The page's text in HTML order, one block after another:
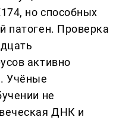
но способных
патоген. Проверка
активно
Учёные
не
ДНК и